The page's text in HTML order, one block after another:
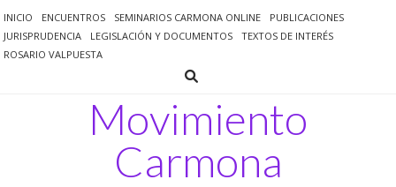
al
contenido
INICIO ENCUENTROS SEMINARIOS CARMONA ONLINE
PUBLICACIONES
JURISPRUDENCIA
LEGISLACIÓN Y DOCUMENTOS
TEXTOS DE INTERÉS
ROSARIO VALPUESTA
Movimiento
Carmona